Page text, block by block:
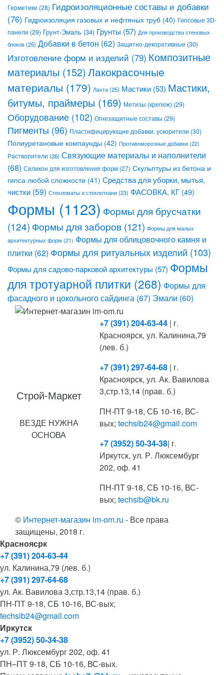
Герметики (28) Гидроизоляционные составы и добавки
(76) Гидроизоляция газовых и нефтяных труб (40) Гипсовые 3D-
панели (29) Грунт-Эмаль (34) Грунты (57) Для производства стеновых
блоков(25) Добавки в бетон (62) Защитно-декоративные (30)
Изготовление форм и изделий (79) Композитные
материалы (152) Лакокрасочные
материалы (179) Лахта(25) Мастики (53) Мастики,
битумы, праймеры (169) Метизы (крепеж) (29)
Оборудование (102) Огнезащитные составы (29)
Пигменты (96) Пластифицирующие добавки, ускорители (30)
Полиуретановые компаунды (42) Противоморозные добавки (22)
Растворители (26) Связующие материалы и наполнители
(68) Силикон для изготовления форм(27) Скульптуры из бетона и
гипса любой сложности (41) Средства для уборки, мытья,
чистки (59) Стекломаты и стеклоткани(23) ФАСОВКА, КГ (49)
Формы (1123) Формы для брусчатки
(124) Формы для заборов (121) Формы для малых
архитектурных форм (21) Формы для облицовочного камня и
плитки (62) Формы для ритуальных изделий (103)
Формы для садово-парковой архитектуры (57) Формы
для тротуарной плитки (268) Формы для
фасадного и цокольного сайдинга (67) Эмали (60)
Строй-Маркет
ВЕЗДЕ НУЖНА
ОСНОВА
+7 (391) 204-63-44 | г.
Красноярск, ул. Калинина,79
(лев. б.)
+7 (391) 297-64-68 | г.
Красноярск, ул. Ак. Вавилова
3,стр.13,14 (прав. б.)
ПН-ПТ 9-18, СБ 10-16, ВС-
вых; techsib24@gmail.com
+7 (3952) 50-34-38| г.
Иркутск, ул. Р. Люксембург
202, оф. 41
ПН-ПТ 9-18, СБ 10-16, ВС-
вых; techsib@bk.ru
© Интернет-магазин im-om.ru - Все права
защищены, 2018 г.
Красноясрк
+7 (391) 204-63-44
ул. Калинина,79 (лев. б.)
+7 (391) 297-64-68
ул. Ак. Вавилова 3,стр.13,14 (прав. б.)
ПН-ПТ 9-18, СБ 10-16, ВС-вых;
techsib24@gmail.com
Иркутск
+7 (3952) 50-34-38
ул. Р. Люксембург 202, оф. 41
ПН–ПТ 9-18, СБ 10-16, ВС-вых.